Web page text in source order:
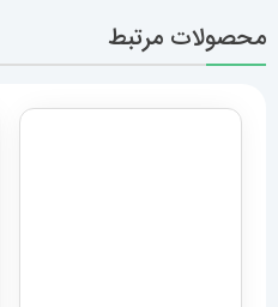
محصولات مرتبط